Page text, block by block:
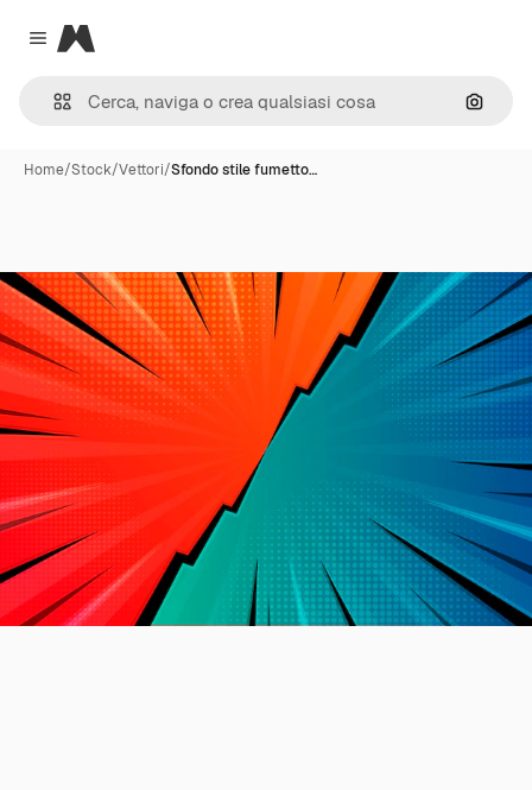
Close menu
Magnific
Cerca
Home/Stock/Vettori/Sfondo stile fumetto…